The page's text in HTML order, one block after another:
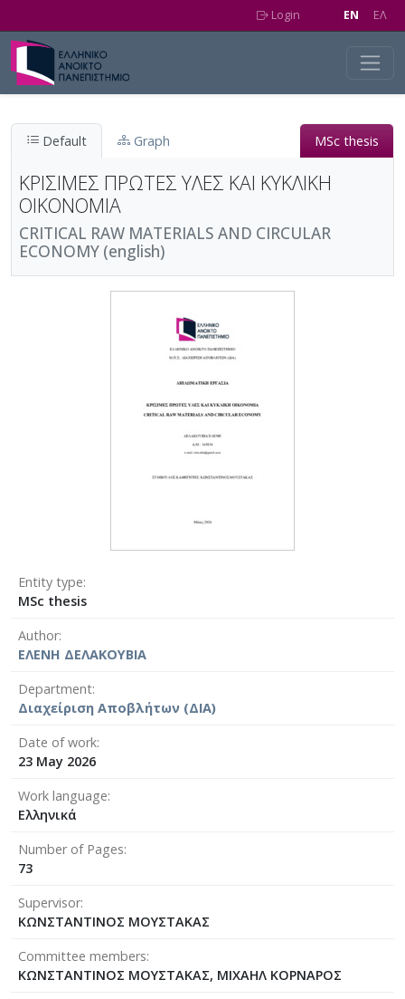
Login EN EΛ
Default Graph MSc thesis
ΚΡΙΣΙΜΕΣ ΠΡΩΤΕΣ ΥΛΕΣ ΚΑΙ ΚΥΚΛΙΚΗ
ΟΙΚΟΝΟΜΙΑ
CRITICAL RAW MATERIALS AND CIRCULAR
ECONOMY (english)
Entity type
MSc thesis
Author
ΕΛΕΝΗ ΔΕΛΑΚΟΥΒΙΑ
Department
Διαχείριση Αποβλήτων (ΔΙΑ)
Date of work
23 May 2026
Work language
Ελληνικά
Number of Pages
73
Supervisor
ΚΩΝΣΤΑΝΤΙΝΟΣ ΜΟΥΣΤΑΚΑΣ
Committee members
ΚΩΝΣΤΑΝΤΙΝΟΣ ΜΟΥΣΤΑΚΑΣ, ΜΙΧΑΗΛ ΚΟΡΝΑΡΟΣ